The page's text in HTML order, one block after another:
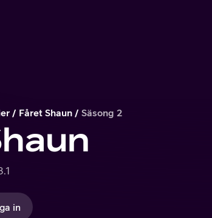
Fåret Shaun Säsong 2
in